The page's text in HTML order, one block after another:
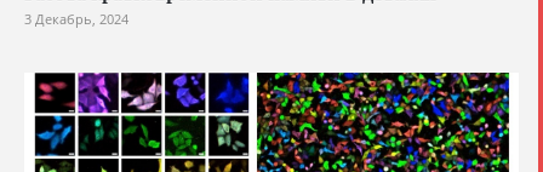
3 Декабрь, 2024